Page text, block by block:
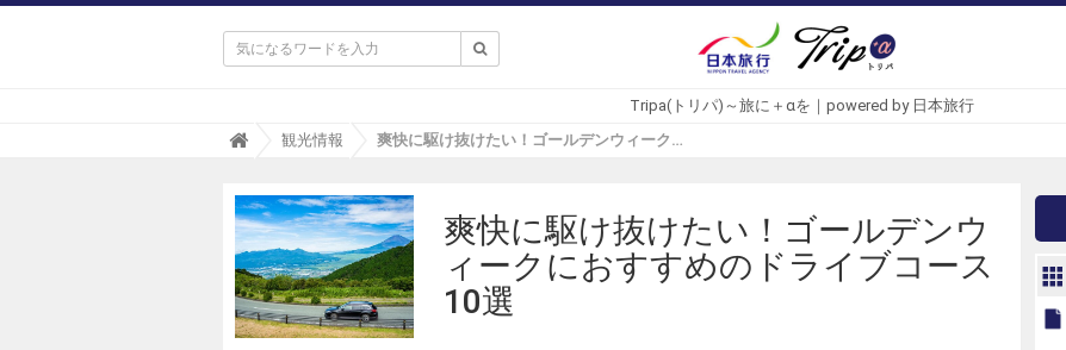
Tripa(トリパ)～旅に＋αを｜powered by 日本旅行
T
p
a
(
ト
リ
パ
)
観光情報 爽快に駆け抜けたい！ゴールデンウィークにおすすめのドライブコース10選 - Tripa(トリパ)
爽快に駆け抜けたい！ゴールデンウ
ィークにおすすめのドライブコース
10選